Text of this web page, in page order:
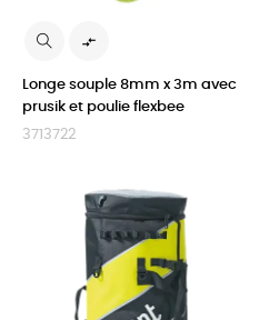

Longe souple 8mm x 3m avec
prusik et poulie flexbee
3713722